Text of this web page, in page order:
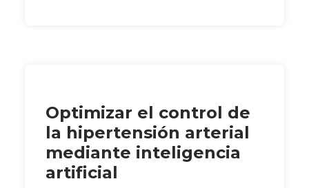
Optimizar el control de
la hipertensión arterial
mediante inteligencia
artificial